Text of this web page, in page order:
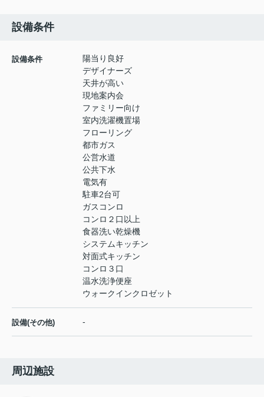
設備条件
設備条件
陽当り良好
デザイナーズ
天井が高い
現地案内会
ファミリー向け
室内洗濯機置場
フローリング
都市ガス
公営水道
公共下水
電気有
駐車2台可
ガスコンロ
コンロ２口以上
食器洗い乾燥機
システムキッチン
対面式キッチン
コンロ３口
温水洗浄便座
ウォークインクロゼット
設備(その他) -
周辺施設